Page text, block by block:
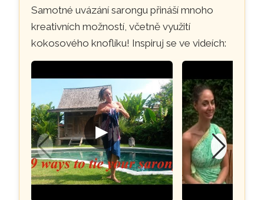
Samotné uvázání sarongu přináší mnoho
kreativních možností, včetně využití
kokosového knoflíku! Inspiruj se ve videích:
▶